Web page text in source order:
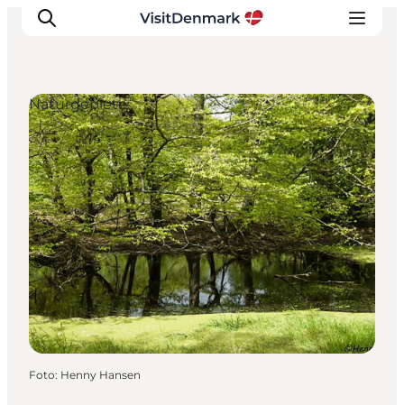
Inspiration
Regionen
Erlebnisse
Unterkünfte
Reiseplanung
Naturgebiete
Foto: Henny Hansen